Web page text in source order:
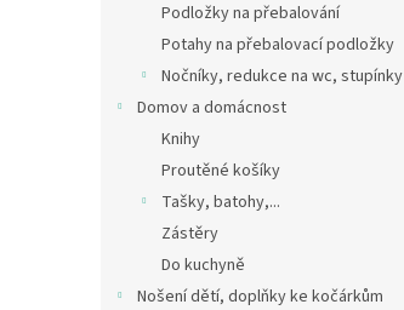
Podložky na přebalování
Potahy na přebalovací podložky
Nočníky, redukce na wc, stupínky
Domov a domácnost
Knihy
Proutěné košíky
Tašky, batohy,...
Zástěry
Do kuchyně
Nošení dětí, doplňky ke kočárkům